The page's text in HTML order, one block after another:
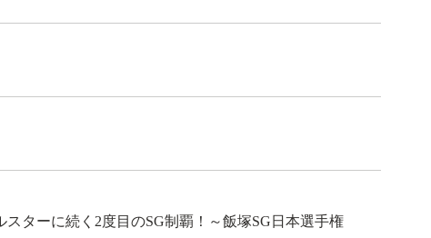
ターに続く2度目のSG制覇！～飯塚SG日本選手権